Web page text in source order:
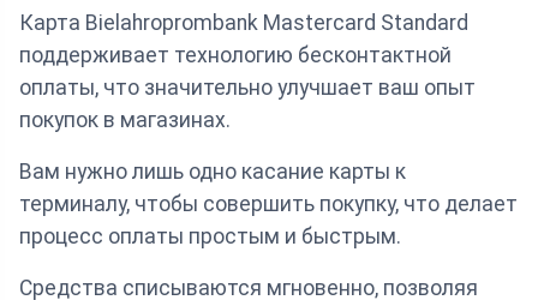
Карта Bielahroprombank Mastercard Standard
поддерживает технологию бесконтактной
оплаты, что значительно улучшает ваш опыт
покупок в магазинах.
Вам нужно лишь одно касание карты к
терминалу, чтобы совершить покупку, что делает
процесс оплаты простым и быстрым.
Средства списываются мгновенно, позволяя